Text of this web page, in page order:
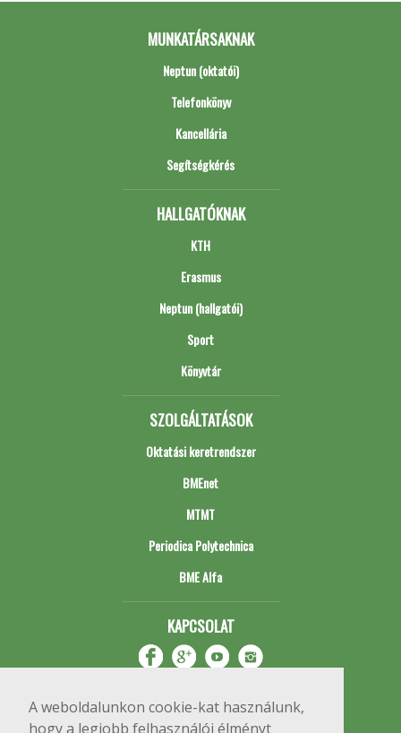
A weboldalunkon cookie-kat használunk,
hogy a legjobb felhasználói élményt
MUNKATÁRSAKNAK
Neptun (oktatói)
Telefonkönyv
Kancellária
Segítségkérés
HALLGATÓKNAK
KTH
Erasmus
Neptun (hallgatói)
Sport
Könyvtár
SZOLGÁLTATÁSOK
Oktatási keretrendszer
BMEnet
MTMT
Periodica Polytechnica
BME Alfa
KAPCSOLAT